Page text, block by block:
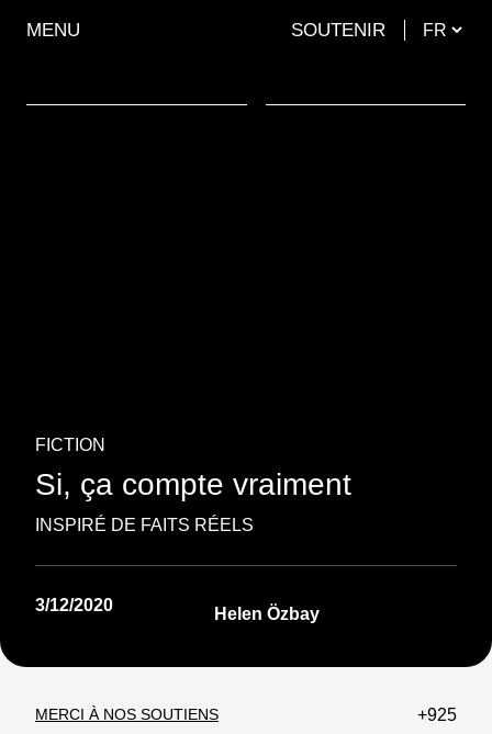
MENU SOUTENIR
FICTION
Si, ça compte vraiment
INSPIRÉ DE FAITS RÉELS
3/12/2020 Helen Özbay
MERCI À NOS SOUTIENS +925